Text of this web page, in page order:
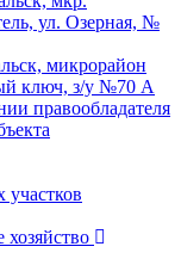
ул. Озерная, №
микрорайон
ключ, з/у №70 А
правообладателя
участков